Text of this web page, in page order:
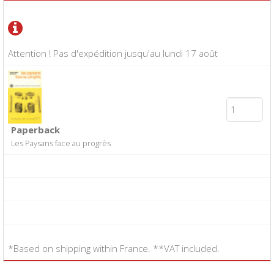
Attention ! Pas d'expédition jusqu'au lundi 17 août
Paperback
Les Paysans face au progrès
*Based on shipping within France. **VAT included.